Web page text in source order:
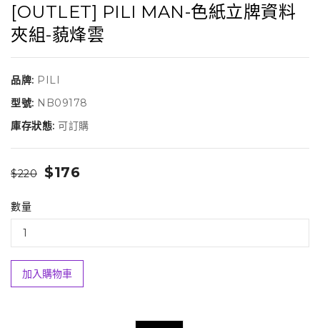
[OUTLET] PILI MAN-色紙立牌資料
夾組-藐烽雲
品牌: PILI
型號: NB09178
庫存狀態: 可訂購
$220 $176
數量
加入購物車